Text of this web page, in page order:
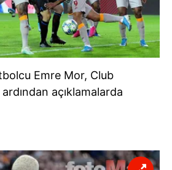
Emre Mor, Club
açıklamalarda